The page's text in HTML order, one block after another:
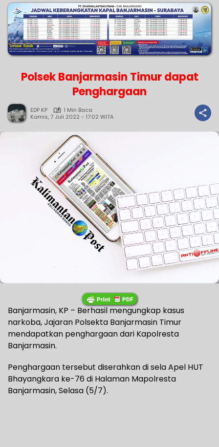
Polsek Banjarmasin Timur dapat
Penghargaan
EDP KP
1 Min Baca
Kamis, 7 Juli 2022 - 17:02 WITA
Banjarmasin, KP – Berhasil mengungkap kasus
narkoba, Jajaran Polsekta Banjarmasin Timur
mendapatkan penghargaan dari Kapolresta
Banjarmasin.
Penghargaan tersebut diserahkan di sela Apel HUT
Bhayangkara ke-76 di Halaman Mapolresta
Banjarmasin, Selasa (5/7).